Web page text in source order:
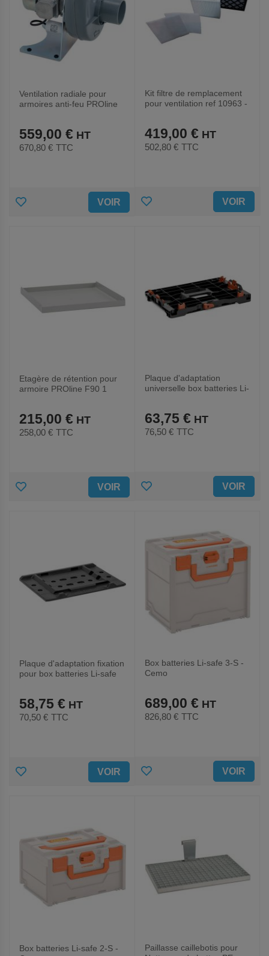
Ventilation radiale pour
armoires anti-feu PROline
559,00 €
670,80 € TTC
AJOUTER VOIR
Kit filtre de remplacement
pour ventilation ref 10963 -
419,00 €
502,80 € TTC
AJOUTER VOIR
Etagère de rétention pour
armoire PROline F90 1
215,00 €
258,00 € TTC
AJOUTER VOIR
Plaque d'adaptation
universelle box batteries Li-
63,75 €
76,50 € TTC
AJOUTER VOIR
Plaque d'adaptation fixation
pour box batteries Li-safe
58,75 €
70,50 € TTC
AJOUTER VOIR
Box batteries Li-safe 3-S -
Cemo
689,00 €
826,80 € TTC
AJOUTER VOIR
Box batteries Li-safe 2-S -
Paillasse caillebotis pour